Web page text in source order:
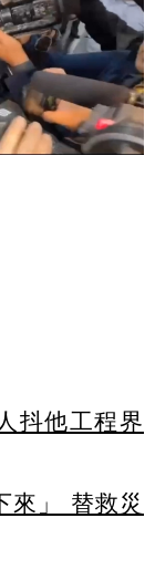
抖他工程界
來」 替救災